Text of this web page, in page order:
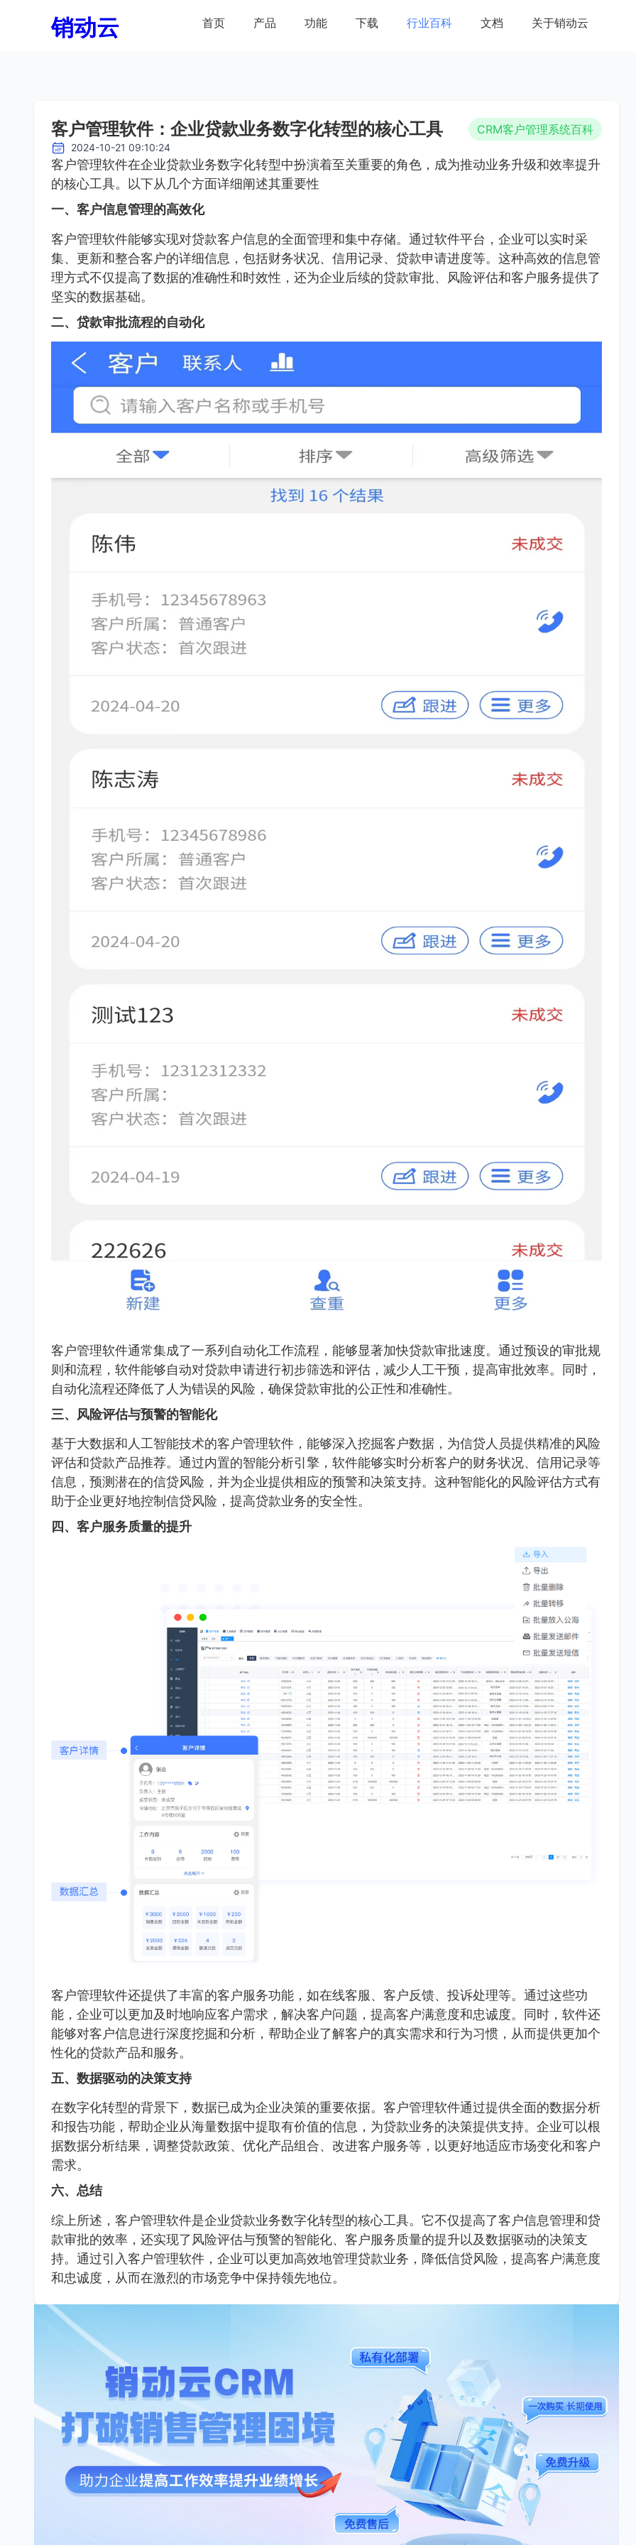
销动云 首页 产品 功能 下载 行业百科 文档 关于销动云
客户管理软件：企业贷款业务数字化转型的核心工具 CRM客户管理系统百科
2024-10-21 09:10:24
客户管理软件在企业贷款业务数字化转型中扮演着至关重要的角色，成为推动业务升级和效率提升
的核心工具。以下从几个方面详细阐述其重要性
一、客户信息管理的高效化
客户管理软件能够实现对贷款客户信息的全面管理和集中存储。通过软件平台，企业可以实时采
集、更新和整合客户的详细信息，包括财务状况、信用记录、贷款申请进度等。这种高效的信息管
理方式不仅提高了数据的准确性和时效性，还为企业后续的贷款审批、风险评估和客户服务提供了
坚实的数据基础。
二、贷款审批流程的自动化
客户管理软件通常集成了一系列自动化工作流程，能够显著加快贷款审批速度。通过预设的审批规
则和流程，软件能够自动对贷款申请进行初步筛选和评估，减少人工干预，提高审批效率。同时，
自动化流程还降低了人为错误的风险，确保贷款审批的公正性和准确性。
三、风险评估与预警的智能化
基于大数据和人工智能技术的客户管理软件，能够深入挖掘客户数据，为信贷人员提供精准的风险
评估和贷款产品推荐。通过内置的智能分析引擎，软件能够实时分析客户的财务状况、信用记录等
信息，预测潜在的信贷风险，并为企业提供相应的预警和决策支持。这种智能化的风险评估方式有
助于企业更好地控制信贷风险，提高贷款业务的安全性。
四、客户服务质量的提升
客户管理软件还提供了丰富的客户服务功能，如在线客服、客户反馈、投诉处理等。通过这些功
能，企业可以更加及时地响应客户需求，解决客户问题，提高客户满意度和忠诚度。同时，软件还
能够对客户信息进行深度挖掘和分析，帮助企业了解客户的真实需求和行为习惯，从而提供更加个
性化的贷款产品和服务。
五、数据驱动的决策支持
在数字化转型的背景下，数据已成为企业决策的重要依据。客户管理软件通过提供全面的数据分析
和报告功能，帮助企业从海量数据中提取有价值的信息，为贷款业务的决策提供支持。企业可以根
据数据分析结果，调整贷款政策、优化产品组合、改进客户服务等，以更好地适应市场变化和客户
需求。
六、总结
综上所述，客户管理软件是企业贷款业务数字化转型的核心工具。它不仅提高了客户信息管理和贷
款审批的效率，还实现了风险评估与预警的智能化、客户服务质量的提升以及数据驱动的决策支
持。通过引入客户管理软件，企业可以更加高效地管理贷款业务，降低信贷风险，提高客户满意度
和忠诚度，从而在激烈的市场竞争中保持领先地位。